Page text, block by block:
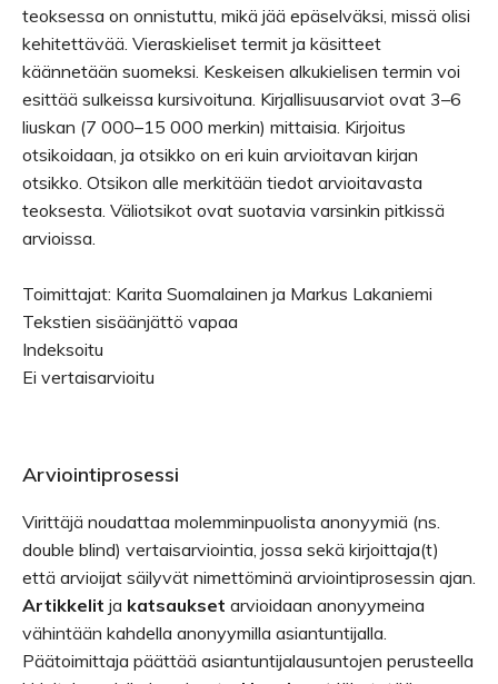
teoksessa on onnistuttu, mikä jää epäselväksi, missä olisi
kehitettävää. Vieraskieliset termit ja käsitteet
käännetään suomeksi. Keskeisen alkukielisen termin voi
esittää sulkeissa kursivoituna. Kirjallisuusarviot ovat 3–6
liuskan (7 000–15 000 merkin) mittaisia. Kirjoitus
otsikoidaan, ja otsikko on eri kuin arvioitavan kirjan
otsikko. Otsikon alle merkitään tiedot arvioitavasta
teoksesta. Väliotsikot ovat suotavia varsinkin pitkissä
arvioissa.
Toimittajat: Karita Suomalainen ja Markus Lakaniemi
Tekstien sisäänjättö vapaa
Indeksoitu
Ei vertaisarvioitu
Arviointiprosessi
Virittäjä noudattaa molemminpuolista anonyymiä (ns.
double blind) vertaisarviointia, jossa sekä kirjoittaja(t)
että arvioijat säilyvät nimettöminä arviointiprosessin ajan.
Artikkelit ja katsaukset arvioidaan anonyymeina
vähintään kahdella anonyymilla asiantuntijalla.
Päätoimittaja päättää asiantuntijalausuntojen perusteella